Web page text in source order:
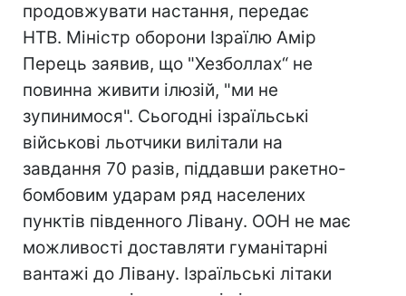
продовжувати настання, передає
НТВ. Міністр оборони Ізраїлю Амір
Перець заявив, що "Хезболлах“ не
повинна живити ілюзій, "ми не
зупинимося". Сьогодні ізраїльські
військові льотчики вилітали на
завдання 70 разів, піддавши ракетно-
бомбовим ударам ряд населених
пунктів південного Лівану. ООН не має
можливості доставляти гуманітарні
вантажі до Лівану. Ізраїльські літаки